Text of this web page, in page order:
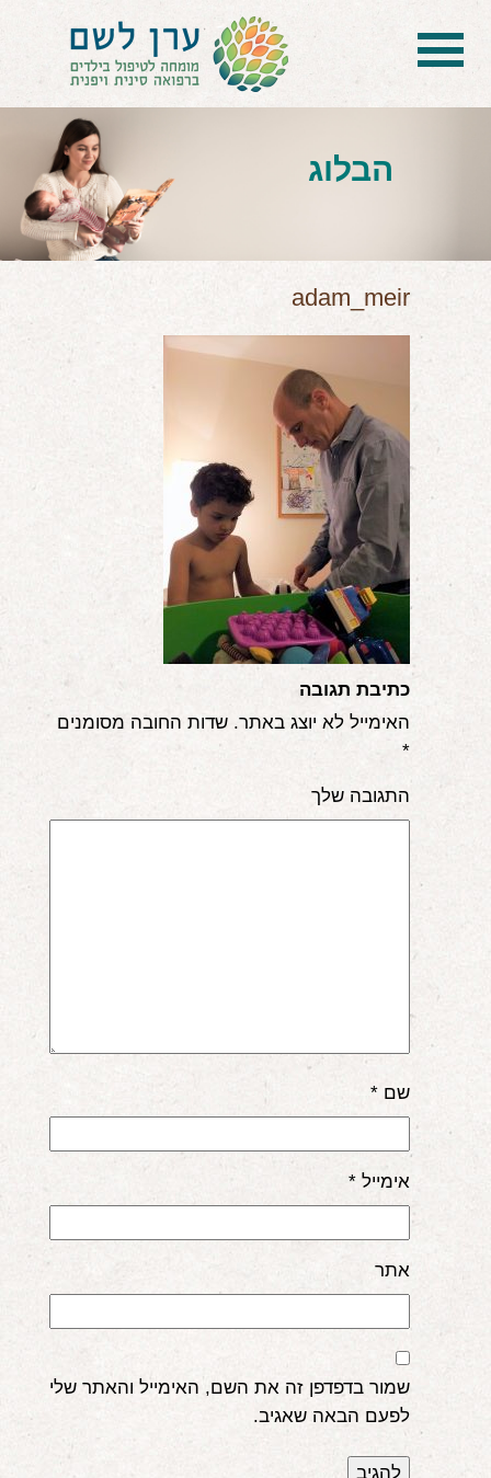
בית
הטיפול
הכל על דיקור סיני ודיקור יפני לילדים
הילד לא מפסיק להיות חולה
בעיות נשימה: קוצר, סטרידור ועוד
דלקות ונוזלים באוזניים
קשיים רגשיים, אתגרי התנהגות
במתנה!
הבלוג
adam_meir
כתיבת תגובה
האימייל לא יוצג באתר. שדות החובה מסומנים
*
התגובה שלך
שם *
אימייל *
אתר
שמור בדפדפן זה את השם, האימייל והאתר שלי
לפעם הבאה שאגיב.